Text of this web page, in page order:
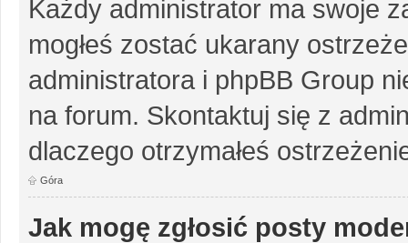
Każdy administrator ma swoje
mogłeś zostać ukarany
administratora i phpBB Group
na forum. Skontaktuj się z
dlaczego otrzymałeś
Góra
Jak mogę zgłosić posty